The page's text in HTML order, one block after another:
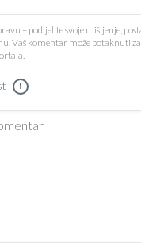
– podijelite svoje mišljenje,
Vaš komentar može potaknuti
!